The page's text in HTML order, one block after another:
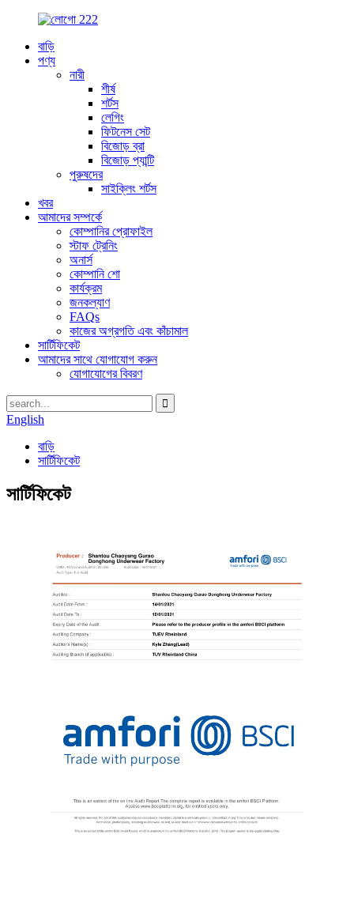
বাড়ি
পণ্য
নারী
শীর্ষ
শর্টস
লেগিং
ফিটনেস সেট
বিজোড় ব্রা
বিজোড় প্যান্টি
পুরুষদের
সাইক্লিং শর্টস
খবর
আমাদের সম্পর্কে
কোম্পানির প্রোফাইল
স্টাফ ট্রেনিং
অনার্স
কোম্পানি শো
কার্যক্রম
জনকল্যাণ
FAQs
কাজের অগ্রগতি এবং কাঁচামাল
সার্টিফিকেট
আমাদের সাথে যোগাযোগ করুন
যোগাযোগের বিবরণ
English
বাড়ি
সার্টিফিকেট
সার্টিফিকেট